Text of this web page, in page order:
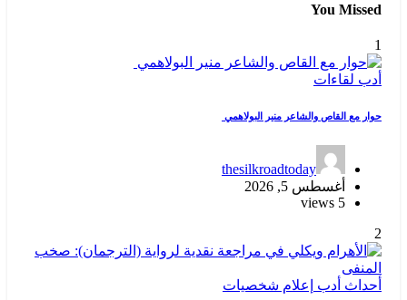
You Missed
1
أدب لقاءات
حوار مع القاص والشاعر منير البولاهمي
thesilkroadtoday
أغسطس 5, 2026
5 views
2
أحداث أدب إعلام شخصيات